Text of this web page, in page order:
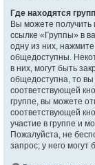
Где находятся
Вы можете
ссылке «Группы» в
одну из них,
общедоступны.
в них, могут быть
общедоступна, то вы
соответствующей
группе, вы можете
соответствующей
участие в группе и
Пожалуйста, не
запрос; у него могут